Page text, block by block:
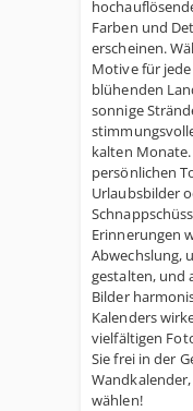
Farben und
erscheinen.
Motive für
blühenden
sonnige
kalten
persönlichen
Urlaubsbilder
Erinnerungen
Abwechslung,
gestalten, und
Bilder
Kalenders
vielfältigen
Sie frei in der
wählen!